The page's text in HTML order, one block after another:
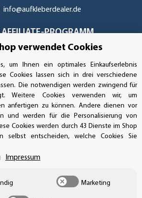
info@aufkleberdealer.de
AFFILIATE-PROGRAMM
ZAHLUNGSARTEN*
SSL-Verschlüsselung
verwendet Cookies
um Ihnen ein optimales Einkaufserlebnis
Cookies lassen sich in drei verschiedene
Die notwendigen werden zwingend für
Weitere Cookies verwenden wir, um
anfertigen zu können. Andere dienen vor
und werden für die Personalisierung von
Cookies werden durch 43 Dienste im Shop
selbst entscheiden, welche Cookies Sie
Impressum
Marketing